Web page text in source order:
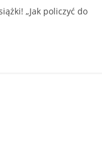
„Jak policzyć do